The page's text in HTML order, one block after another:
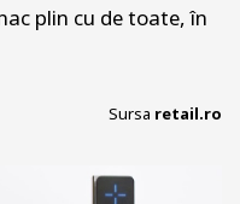
plin cu de toate, în
Sursa retail.ro